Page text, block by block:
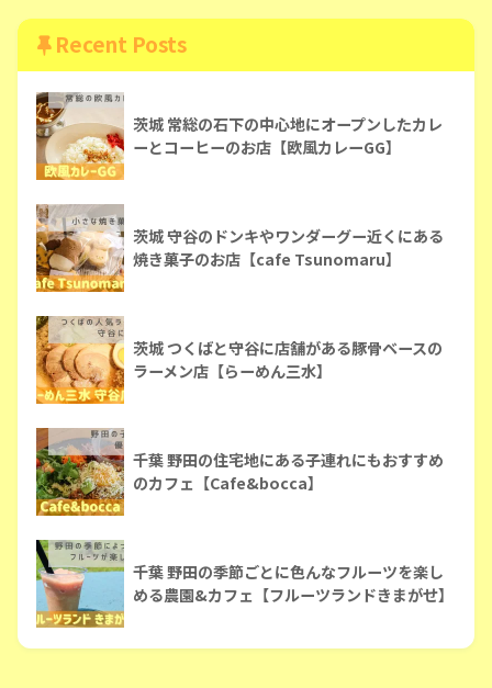
Recent Posts
茨城 常総の石下の中心地にオープンしたカレ
ーとコーヒーのお店【欧風カレーGG】
茨城 守谷のドンキやワンダーグー近くにある
焼き菓子のお店【cafe Tsunomaru】
茨城 つくばと守谷に店舗がある豚骨ベースの
ラーメン店【らーめん三水】
千葉 野田の住宅地にある子連れにもおすすめ
のカフェ【Cafe&bocca】
千葉 野田の季節ごとに色んなフルーツを楽し
める農園&カフェ【フルーツランドきまがせ】